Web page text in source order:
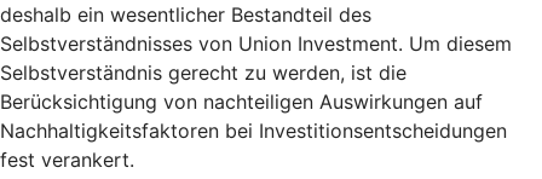
deshalb ein wesentlicher Bestandteil des
Selbstverständnisses von Union Investment. Um diesem
Selbstverständnis gerecht zu werden, ist die
Berücksichtigung von nachteiligen Auswirkungen auf
Nachhaltigkeitsfaktoren bei Investitionsentscheidungen
fest verankert.